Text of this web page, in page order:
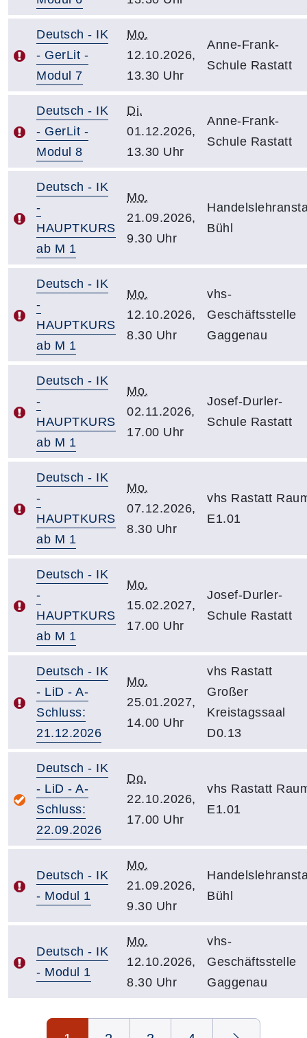
Deutsch - IK
- GerLit -
Modul 7
Mo.
12.10.2026,
13.30 Uhr
Anne-Frank-
Schule Rastatt
Deutsch - IK
- GerLit -
Modul 8
Di.
01.12.2026,
13.30 Uhr
Anne-Frank-
Schule Rastatt
Deutsch - IK
-
HAUPTKURS
ab M 1
Mo.
21.09.2026,
9.30 Uhr
Bühl
Deutsch - IK
-
HAUPTKURS
ab M 1
Mo.
12.10.2026,
8.30 Uhr
vhs-
Geschäftsstelle
Gaggenau
Deutsch - IK
-
HAUPTKURS
ab M 1
Mo.
02.11.2026,
17.00 Uhr
Josef-Durler-
Schule Rastatt
Deutsch - IK
-
HAUPTKURS
ab M 1
Mo.
07.12.2026,
8.30 Uhr
vhs Rastatt
E1.01
Deutsch - IK
-
HAUPTKURS
ab M 1
Mo.
15.02.2027,
17.00 Uhr
Josef-Durler-
Schule Rastatt
Deutsch - IK
- LiD - A-
Schluss:
21.12.2026
Mo.
25.01.2027,
14.00 Uhr
vhs Rastatt
Großer
Kreistagssaal
D0.13
Deutsch - IK
- LiD - A-
Schluss:
22.09.2026
Do.
22.10.2026,
17.00 Uhr
vhs Rastatt
E1.01
Deutsch - IK
- Modul 1
Mo.
21.09.2026,
9.30 Uhr
Bühl
Deutsch - IK
- Modul 1
Mo.
12.10.2026,
8.30 Uhr
vhs-
Geschäftsstelle
Gaggenau